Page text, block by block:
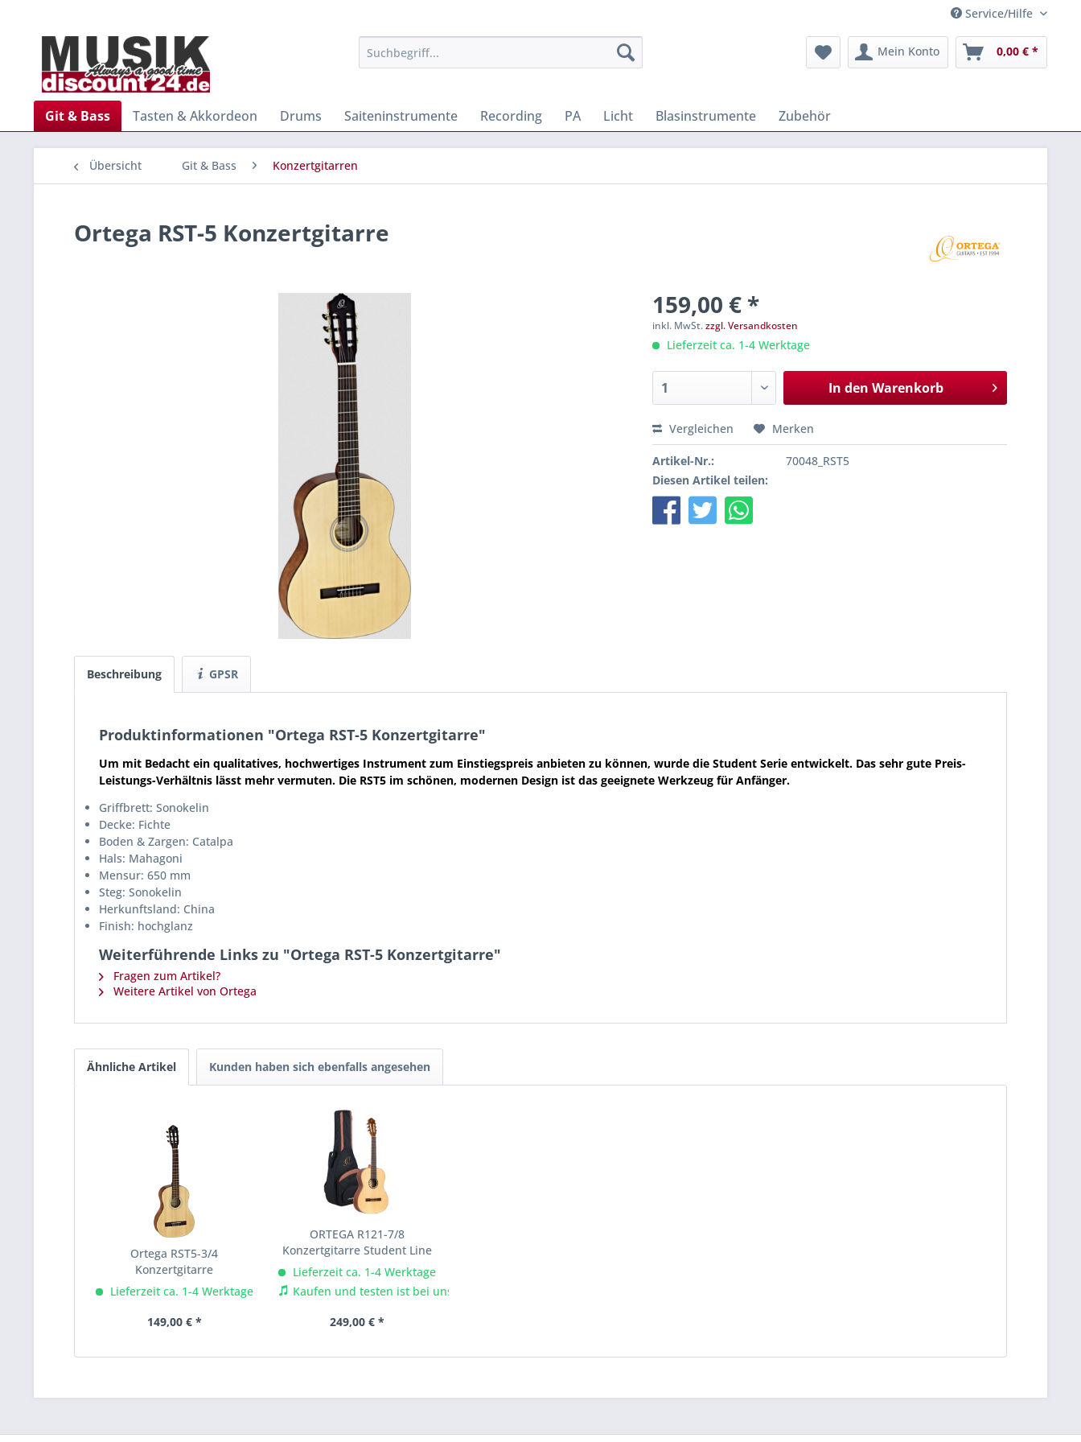
Service/Hilfe
Mein Konto 0,00 € *
Git & Bass Tasten & Akkordeon Drums Saiteninstrumente Recording PA Licht Blasinstrumente Zubehör
Übersicht Git & Bass Konzertgitarren
Ortega RST-5 Konzertgitarre
159,00 € *
inkl. MwSt.zzgl. Versandkosten
Lieferzeit ca. 1-4 Werktage
In den Warenkorb
Vergleichen Merken
Artikel-Nr.:
70048_RST5
Diesen Artikel teilen:
Beschreibung GPSR
Produktinformationen "Ortega RST-5 Konzertgitarre"
Um mit Bedacht ein qualitatives, hochwertiges Instrument zum Einstiegspreis anbieten zu können, wurde die Student Serie entwickelt. Das sehr gute Preis-
Leistungs-Verhältnis lässt mehr vermuten. Die RST5 im schönen, modernen Design ist das geeignete Werkzeug für Anfänger.
Griffbrett: Sonokelin
Decke: Fichte
Boden & Zargen: Catalpa
Hals: Mahagoni
Mensur: 650 mm
Steg: Sonokelin
Herkunftsland: China
Finish: hochglanz
Weiterführende Links zu "Ortega RST-5 Konzertgitarre"
Fragen zum Artikel?
Weitere Artikel von Ortega
Ähnliche Artikel Kunden haben sich ebenfalls angesehen
Ortega RST5-3/4
Konzertgitarre
Lieferzeit ca. 1-4 Werktage
149,00 € *
ORTEGA R121-7/8
Konzertgitarre Student Line
Lieferzeit ca. 1-4 Werktage
Kaufen und testen ist bei uns im Laden möglich.
249,00 € *